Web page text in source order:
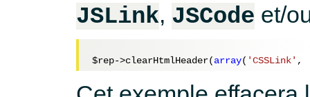
JSLink, JSCode et/
$rep->clearHtmlHeader(array( 'CSSLink' ,